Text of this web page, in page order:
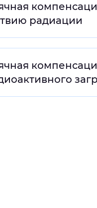
ассистент:
стандартные
радиации